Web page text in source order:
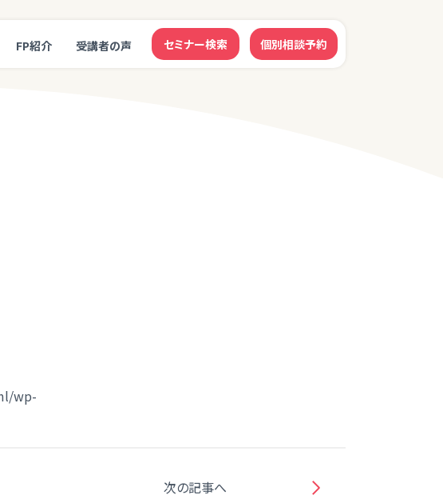
FP紹介 受講者の声 セミナー検索 個別相談予約
wp-
次の記事へ